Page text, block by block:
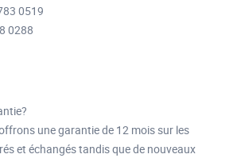
0519
0288
une garantie de 12 mois sur les
et échangés tandis que de nouveaux